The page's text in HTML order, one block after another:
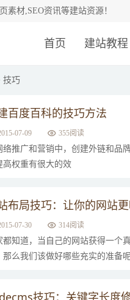
素材,SEO资讯等建站资源！
首页 建站教程
技巧
百度百科的技巧方法
07-09 355阅读
络推广和营销中，创建外链和品
高权重有很大的效
布局技巧：让你的网站
07-30 314阅读
都知道，当自己的网站获得一个
那么我们该做好哪些充实的准备
技巧：关键字长度